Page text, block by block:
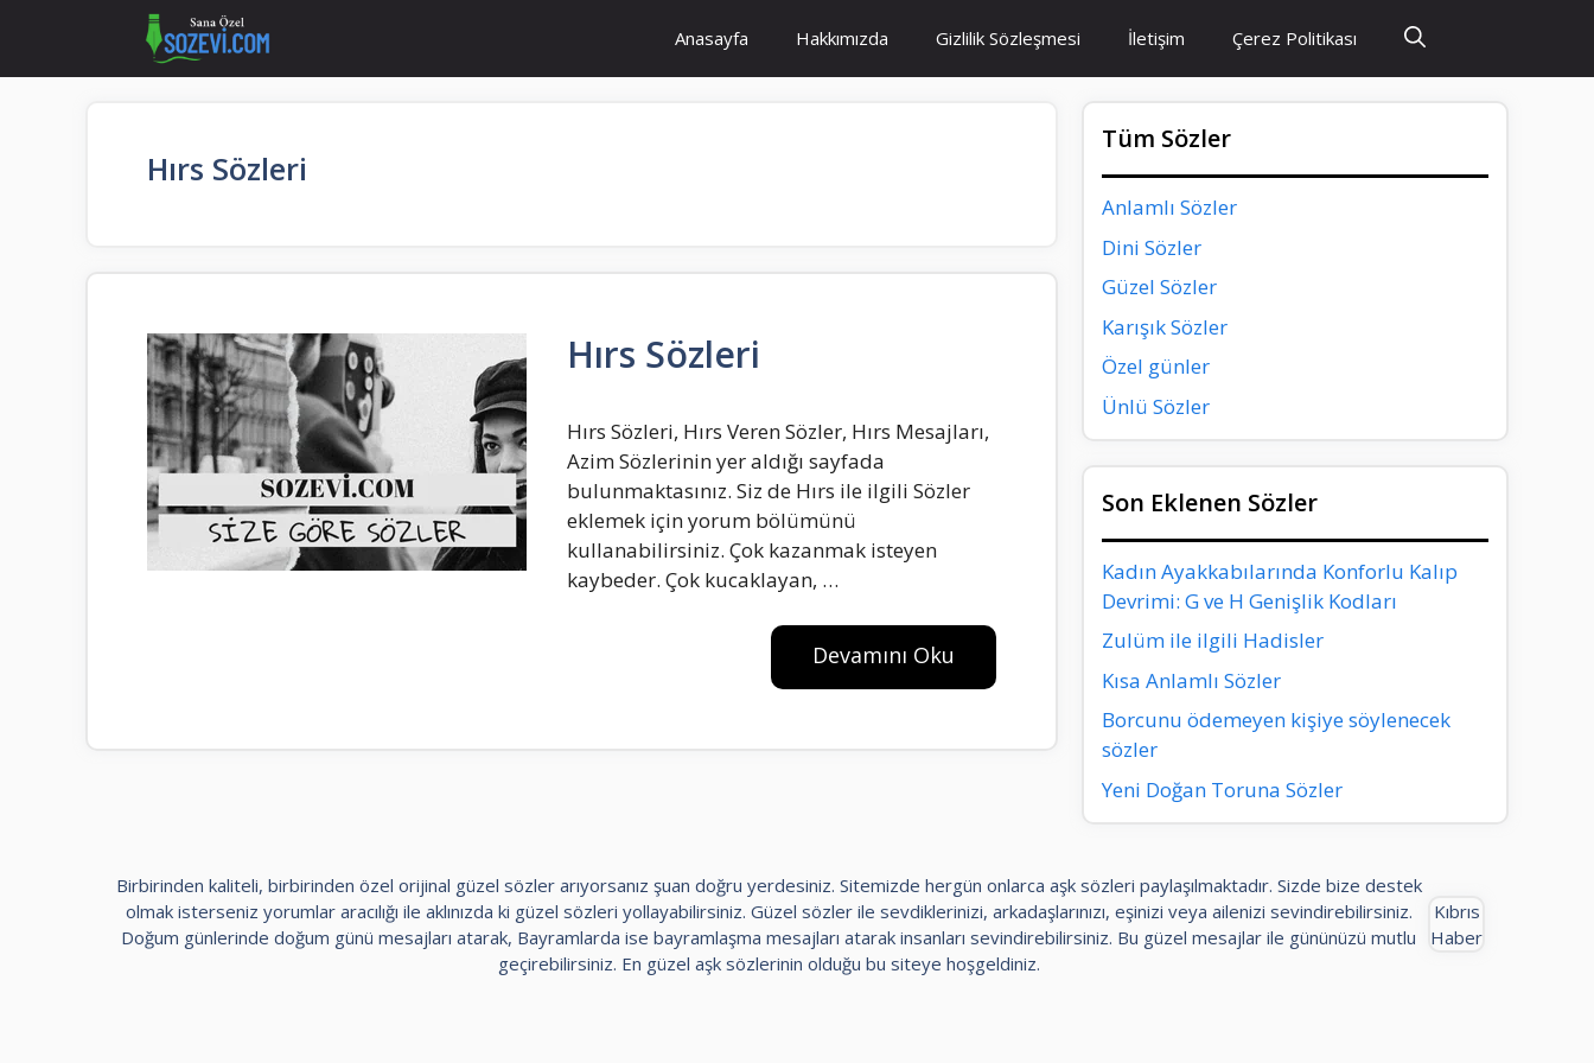
Anasayfa Hakkımızda Gizlilik Sözleşmesi İletişim Çerez Politikası
Hırs Sözleri
Hırs Sözleri
Hırs Sözleri, Hırs Veren Sözler, Hırs Mesajları,
Azim Sözlerinin yer aldığı sayfada
bulunmaktasınız. Siz de Hırs ile ilgili Sözler
eklemek için yorum bölümünü
kullanabilirsiniz. Çok kazanmak isteyen
kaybeder. Çok kucakIayan, …
Devamını Oku
Tüm Sözler
Anlamlı Sözler
Dini Sözler
Güzel Sözler
Karışık Sözler
Özel günler
Ünlü Sözler
Son Eklenen Sözler
Kadın Ayakkabılarında Konforlu Kalıp
Devrimi: G ve H Genişlik Kodları
Zulüm ile ilgili Hadisler
Kısa Anlamlı Sözler
Borcunu ödemeyen kişiye söylenecek
sözler
Yeni Doğan Toruna Sözler
Kıbrıs
Haber
Birbirinden kaliteli, birbirinden özel orijinal güzel sözler arıyorsanız şuan doğru yerdesiniz. Sitemizde hergün onlarca aşk sözleri paylaşılmaktadır. Sizde bize destek
olmak isterseniz yorumlar aracılığı ile aklınızda ki güzel sözleri yollayabilirsiniz. Güzel sözler ile sevdiklerinizi, arkadaşlarınızı, eşinizi veya ailenizi sevindirebilirsiniz.
Doğum günlerinde doğum günü mesajları atarak, Bayramlarda ise bayramlaşma mesajları atarak insanları sevindirebilirsiniz. Bu güzel mesajlar ile gününüzü mutlu
geçirebilirsiniz. En güzel aşk sözlerinin olduğu bu siteye hoşgeldiniz.